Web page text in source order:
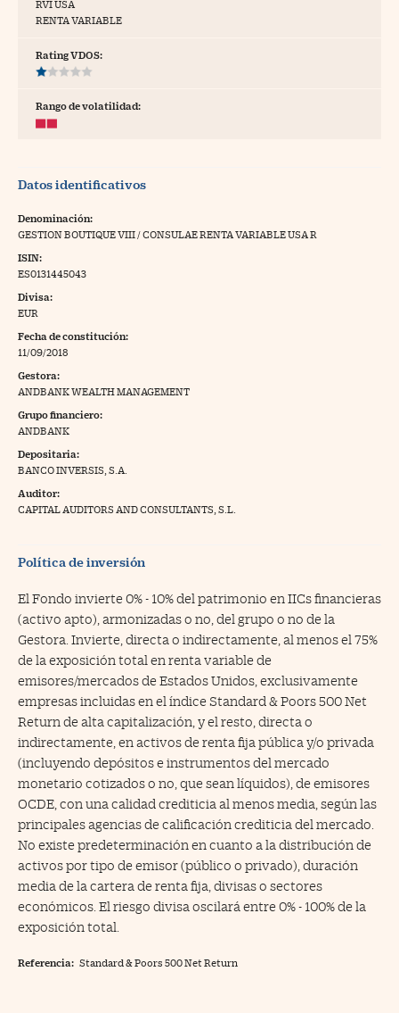
Pyme
Trading
a Cinco Días
RVI USA
RENTA VARIABLE
Rating VDOS:
Rango de volatilidad:
Datos identificativos
Denominación:
GESTION BOUTIQUE VIII / CONSULAE RENTA VARIABLE USA R
ISIN:
ES0131445043
Divisa:
EUR
Fecha de constitución:
11/09/2018
Gestora:
ANDBANK WEALTH MANAGEMENT
Grupo financiero:
ANDBANK
Depositaria:
BANCO INVERSIS, S.A.
Auditor:
CAPITAL AUDITORS AND CONSULTANTS, S.L.
Política de inversión
El Fondo invierte 0% - 10% del patrimonio en IICs financieras
(activo apto), armonizadas o no, del grupo o no de la
Gestora. Invierte, directa o indirectamente, al menos el 75%
de la exposición total en renta variable de
emisores/mercados de Estados Unidos, exclusivamente
empresas incluidas en el índice Standard & Poors 500 Net
Return de alta capitalización, y el resto, directa o
indirectamente, en activos de renta fija pública y/o privada
(incluyendo depósitos e instrumentos del mercado
monetario cotizados o no, que sean líquidos), de emisores
OCDE, con una calidad crediticia al menos media, según las
principales agencias de calificación crediticia del mercado.
No existe predeterminación en cuanto a la distribución de
activos por tipo de emisor (público o privado), duración
media de la cartera de renta fija, divisas o sectores
económicos. El riesgo divisa oscilará entre 0% - 100% de la
exposición total.
Referencia: Standard & Poors 500 Net Return